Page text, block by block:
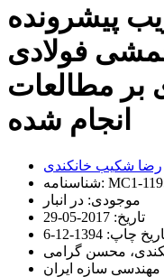
پیشرونده
فولادی
بر مطالعات
انجام شده
رضا شکیب خانکندی
شناسنامه: MC1-
موجودی: در انبار
تاریخ: 2017-05-29
چاپ: 1394-12-6
محسن گرامی
سازه ایران